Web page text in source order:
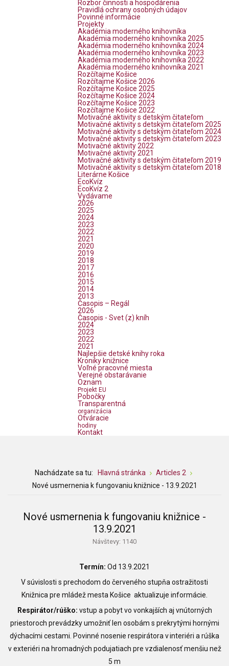
Rozbor činnosti a hospodárenia
Pravidlá ochrany osobných údajov
Povinné informácie
Projekty
Akadémia moderného knihovníka
Akadémia moderného knihovníka 2025
Akadémia moderného knihovníka 2024
Akadémia moderného knihovníka 2023
Akadémia moderného knihovníka 2022
Akadémia moderného knihovníka 2021
Rozčítajme Košice
Rozčítajme Košice 2026
Rozčítajme Košice 2025
Rozčítajme Košice 2024
Rozčítajme Košice 2023
Rozčítajme Košice 2022
Motivačné aktivity s detským čitateľom
Motivačné aktivity s detským čitateľom 2025
Motivačné aktivity s detským čitateľom 2024
Motivačné aktivity s detským čitateľom 2023
Motivačné aktivity 2022
Motivačné aktivity 2021
Motivačné aktivity s detským čitateľom 2019
Motivačné aktivity s detským čitateľom 2018
Literárne Košice
EcoKvíz
EcoKvíz 2
Vydávame
2026
2025
2024
2023
2022
2021
2020
2019
2018
2017
2016
2015
2014
2013
Časopis – Regál
2026
Časopis - Svet (z) kníh
2024
2023
2022
2021
Najlepšie detské knihy roka
Kroniky knižnice
Voľné pracovné miesta
Verejné obstarávanie
Oznam
Projekt EU
Pobočky
Transparentná
organizácia
Otváracie
hodiny
Kontakt
Nachádzate sa tu: Hlavná stránka
Articles 2
Nové usmernenia k fungovaniu knižnice - 13.9.2021
Nové usmernenia k fungovaniu knižnice -
13.9.2021
Návštevy: 1140
Termín: Od 13.9.2021
V súvislosti s prechodom do červeného stupňa ostražitosti
Knižnica pre mládež mesta Košice aktualizuje informácie.
Respirátor/rúško: vstup a pobyt vo vonkajších aj vnútorných
priestoroch prevádzky umožniť len osobám s prekrytými hornými
dýchacími cestami. Povinné nosenie respirátora v interiéri a rúška
v exteriéri na hromadných podujatiach pre vzdialenosť menšiu než
5 m